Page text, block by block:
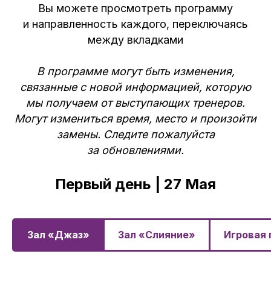
Вы можете просмотреть программу
и направленность каждого, переключаясь
между вкладками
В программе могут быть изменения,
связанные с новой информацией, которую
мы получаем от выступающих тренеров.
Могут измениться время, место и произойти
замены. Следите пожалуйста
за обновлениями.
Первый день | 27 Мая
Зал «Джаз» Зал «Слияние» Игровая